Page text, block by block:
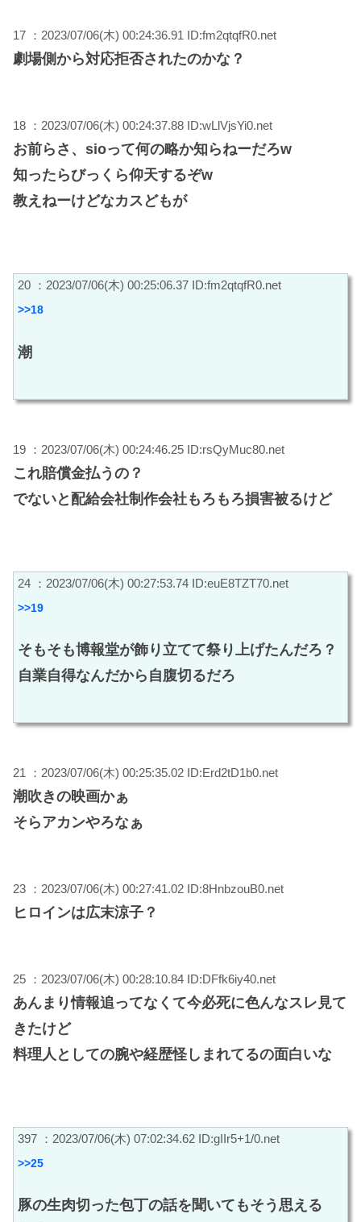
17 ：2023/07/06(木) 00:24:36.91 ID:fm2qtqfR0.net
劇場側から対応拒否されたのかな？
18 ：2023/07/06(木) 00:24:37.88 ID:wLlVjsYi0.net
お前らさ、sioって何の略か知らねーだろw
知ったらびっくら仰天するぞw
教えねーけどなカスどもが
20 ：2023/07/06(木) 00:25:06.37 ID:fm2qtqfR0.net
>>18
潮
19 ：2023/07/06(木) 00:24:46.25 ID:rsQyMuc80.net
これ賠償金払うの？
でないと配給会社制作会社もろもろ損害被るけど
24 ：2023/07/06(木) 00:27:53.74 ID:euE8TZT70.net
>>19
そもそも博報堂が飾り立てて祭り上げたんだろ？
自業自得なんだから自腹切るだろ
21 ：2023/07/06(木) 00:25:35.02 ID:Erd2tD1b0.net
潮吹きの映画かぁ
そらアカンやろなぁ
23 ：2023/07/06(木) 00:27:41.02 ID:8HnbzouB0.net
ヒロインは広末涼子？
25 ：2023/07/06(木) 00:28:10.84 ID:DFfk6iy40.net
あんまり情報追ってなくて今必死に色んなスレ見て
きたけど
料理人としての腕や経歴怪しまれてるの面白いな
397 ：2023/07/06(木) 07:02:34.62 ID:gIIr5+1/0.net
>>25
豚の生肉切った包丁の話を聞いてもそう思える